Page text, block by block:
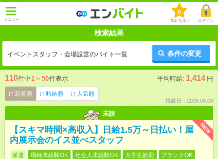
メニュー
0
気になる！ ログイン
検索結果
イベントスタッフ・会場設営のバイト一覧 条件の変更
110件中1 ～ 50件表示 平均時給: 1,414 円
新着順 時給順 人気順
掲載日：2026.08.08
未読
NEW
【スキマ時間×高収入】日給1.5万～日払い！屋
内展示会のイス並べスタッフ
派遣 職種未経験OK 社会人未経験OK 大学生歓迎
ブランクOK